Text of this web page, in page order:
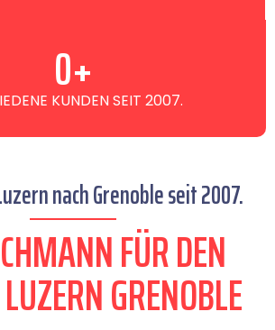
KUNDEN SEIT 2007.
0+
nach Grenoble seit 2007.
FÜR DEN
GRENOBLE